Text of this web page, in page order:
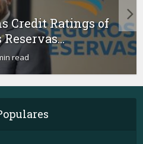
Credit Ratings of
Reservas...
read